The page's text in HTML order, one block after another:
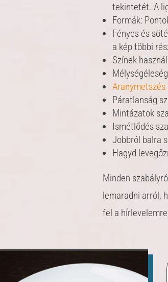
tekintetét. A
Formák:
Fényes és
a kép többi
Színek
Aranymetszés
Páratlanság
Mintázatok
Ismétlődés
Jobbról balra
Hagyd
Minden
lemaradni arról,
fel a